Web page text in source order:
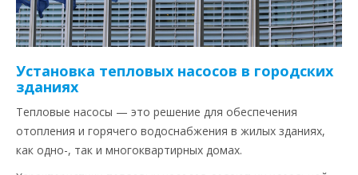
Установка тепловых насосов в городских
зданиях
Тепловые насосы — это решение для обеспечения
отопления и горячего водоснабжения в жилых зданиях,
как одно-, так и многоквартирных домах.